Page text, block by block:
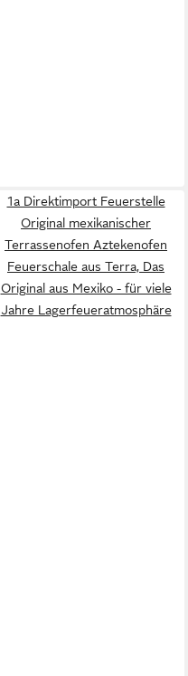
1a Direktimport Feuerstelle
Original mexikanischer
Terrassenofen Aztekenofen
Feuerschale aus Terra, Das
Original aus Mexiko - für viele
Jahre Lagerfeueratmosphäre